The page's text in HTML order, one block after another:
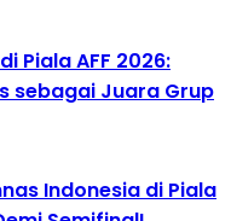
Piala AFF 2026:
sebagai Juara Grup
Indonesia di Piala